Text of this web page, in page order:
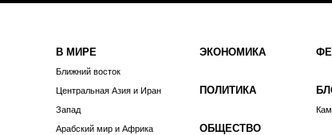
В МИРЕ
Ближний восток
Центральная Азия и Иран
Запад
Арабский мир и Африка
ЭКОНОМИКА
ПОЛИТИКА
ОБЩЕСТВО